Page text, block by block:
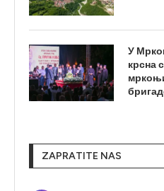
У
крсна
ZAPRATITE NAS